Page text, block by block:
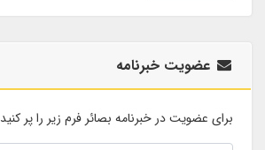
عضویت خبرنامه
برای عضویت در خبرنامه بصائر فرم زیر را پر کنید